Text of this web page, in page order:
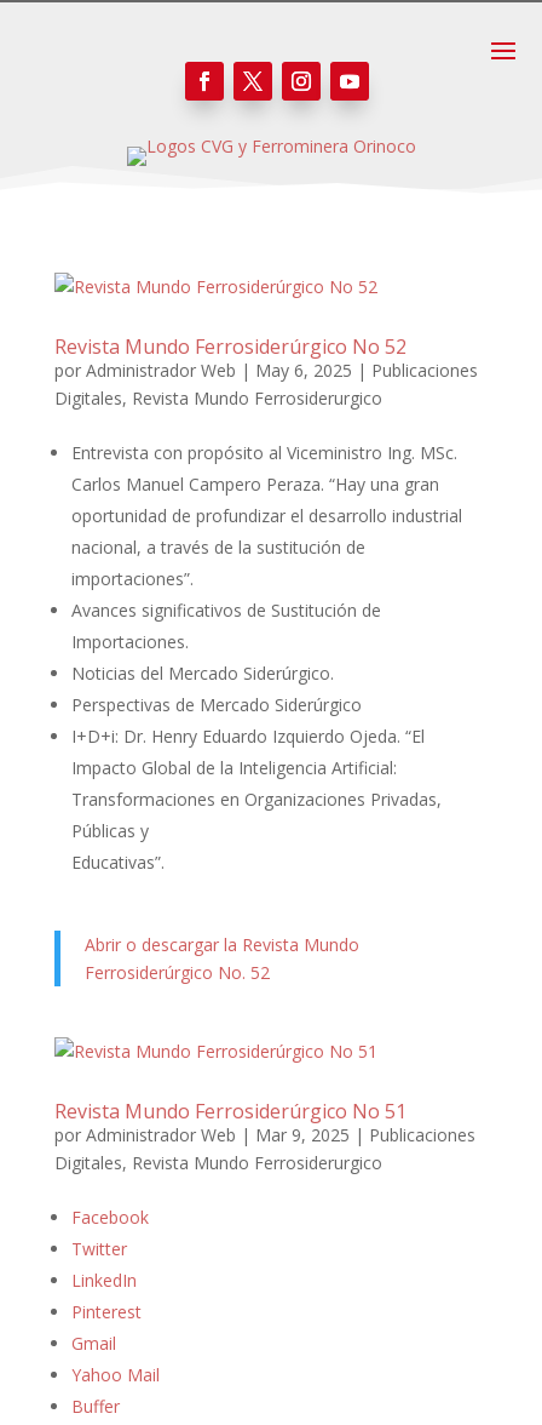
Revista Mundo Ferrosiderúrgico No 52
por Administrador Web | May 6, 2025 | Publicaciones
Digitales, Revista Mundo Ferrosiderurgico
Entrevista con propósito al Viceministro Ing. MSc.
Carlos Manuel Campero Peraza. “Hay una gran
oportunidad de profundizar el desarrollo industrial
nacional, a través de la sustitución de
importaciones”.
Avances significativos de Sustitución de
Importaciones.
Noticias del Mercado Siderúrgico.
Perspectivas de Mercado Siderúrgico
I+D+i: Dr. Henry Eduardo Izquierdo Ojeda. “El
Impacto Global de la Inteligencia Artificial:
Transformaciones en Organizaciones Privadas,
Públicas y
Educativas”.
Abrir o descargar la Revista Mundo
Ferrosiderúrgico No. 52
Revista Mundo Ferrosiderúrgico No 51
por Administrador Web | Mar 9, 2025 | Publicaciones
Digitales, Revista Mundo Ferrosiderurgico
Facebook
Twitter
LinkedIn
Pinterest
Gmail
Yahoo Mail
Buffer